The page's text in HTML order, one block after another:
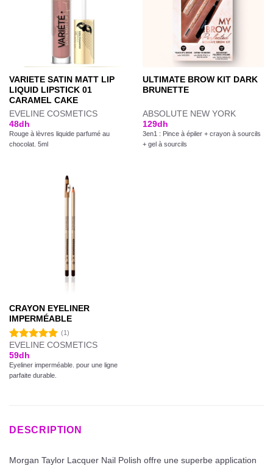
VARIETE SATIN MATT LIP
LIQUID LIPSTICK 01
CARAMEL CAKE
EVELINE COSMETICS
48dh
Rouge à lèvres liquide parfumé au
chocolat. 5ml
ULTIMATE BROW KIT DARK
BRUNETTE
ABSOLUTE NEW YORK
129dh
3en1 : Pince à épiler + crayon à sourcils
+ gel à sourcils
CRAYON EYELINER
IMPERMÉABLE
Note5.00
sur 5
(1)
EVELINE COSMETICS
59dh
Eyeliner imperméable. pour une ligne
parfaite durable.
DESCRIPTION
Morgan Taylor Lacquer Nail Polish offre une superbe application